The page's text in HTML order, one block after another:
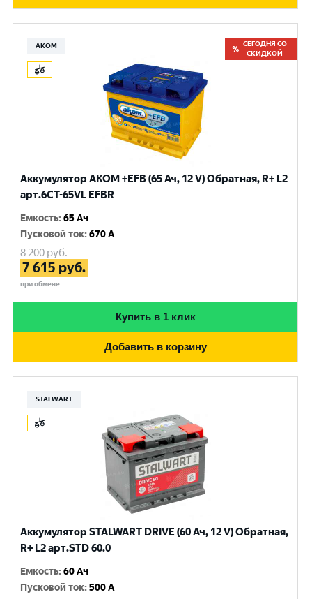
АКОМ
СЕГОДНЯ СО
СКИДКОЙ
Аккумулятор AKOM +EFB (65 Ач, 12 V) Обратная, R+ L2
арт.6CT-65VL EFBR
Емкость:65 Ач
Пусковой ток:670 A
8 200руб.
7 615 руб.
при обмене
Купить в 1 клик
Добавить в корзину
STALWART
Аккумулятор STALWART DRIVE (60 Ач, 12 V) Обратная,
R+ L2 арт.STD 60.0
Емкость:60 Ач
Пусковой ток:500 A